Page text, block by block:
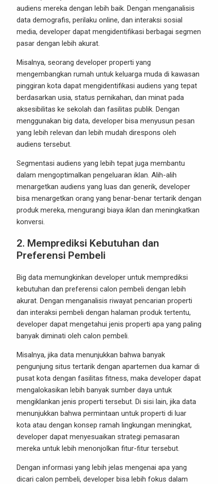
audiens mereka dengan lebih baik. Dengan menganalisis
data demografis, perilaku online, dan interaksi sosial
media, developer dapat mengidentifikasi berbagai segmen
pasar dengan lebih akurat.
Misalnya, seorang developer properti yang
mengembangkan rumah untuk keluarga muda di kawasan
pinggiran kota dapat mengidentifikasi audiens yang tepat
berdasarkan usia, status pernikahan, dan minat pada
aksesibilitas ke sekolah dan fasilitas publik. Dengan
menggunakan big data, developer bisa menyusun pesan
yang lebih relevan dan lebih mudah direspons oleh
audiens tersebut.
Segmentasi audiens yang lebih tepat juga membantu
dalam mengoptimalkan pengeluaran iklan. Alih-alih
menargetkan audiens yang luas dan generik, developer
bisa menargetkan orang yang benar-benar tertarik dengan
produk mereka, mengurangi biaya iklan dan meningkatkan
konversi.
2. Memprediksi Kebutuhan dan
Preferensi Pembeli
Big data memungkinkan developer untuk memprediksi
kebutuhan dan preferensi calon pembeli dengan lebih
akurat. Dengan menganalisis riwayat pencarian properti
dan interaksi pembeli dengan halaman produk tertentu,
developer dapat mengetahui jenis properti apa yang paling
banyak diminati oleh calon pembeli.
Misalnya, jika data menunjukkan bahwa banyak
pengunjung situs tertarik dengan apartemen dua kamar di
pusat kota dengan fasilitas fitness, maka developer dapat
mengalokasikan lebih banyak sumber daya untuk
mengiklankan jenis properti tersebut. Di sisi lain, jika data
menunjukkan bahwa permintaan untuk properti di luar
kota atau dengan konsep ramah lingkungan meningkat,
developer dapat menyesuaikan strategi pemasaran
mereka untuk lebih menonjolkan fitur-fitur tersebut.
Dengan informasi yang lebih jelas mengenai apa yang
dicari calon pembeli, developer bisa lebih fokus dalam